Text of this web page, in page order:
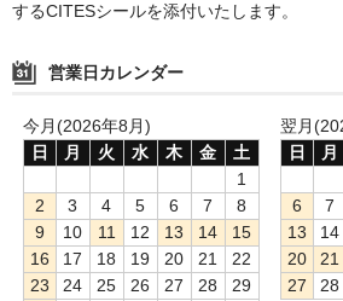
するCITESシールを添付いたします。
営業日カレンダー
今月(2026年8月)
日
月 火 水 木 金
土
1
2
3 4 5 6 7
8
9
10 11 12 13 14
15
16
17 18 19 20 21
22
23
24 25 26 27 28
29
翌月
日
月
6
7
13
14
20
21
27
28